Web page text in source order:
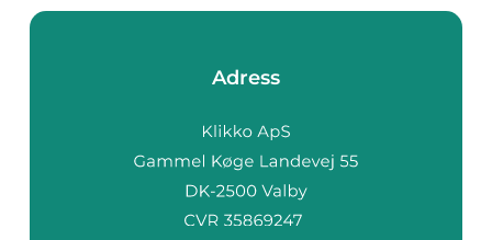
Adress